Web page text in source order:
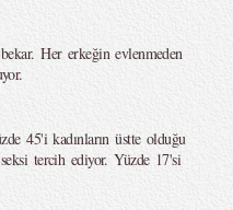
Her erkeğin evlenmeden
45'i kadınların üstte olduğu
tercih ediyor. Yüzde 17'si